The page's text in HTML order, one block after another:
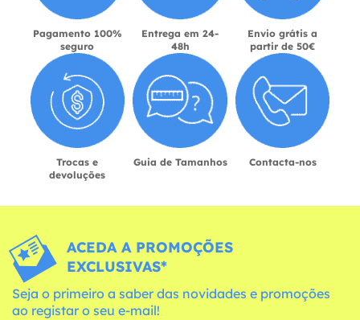
Pagamento 100%
seguro
Entrega em 24-
48h
Envio grátis a
partir de 50€
Trocas e
devoluções
Guia de Tamanhos Contacta-nos
ACEDA A PROMOÇÕES
EXCLUSIVAS*
Seja o primeiro a saber das novidades e promoções
ao registar o seu e-mail!